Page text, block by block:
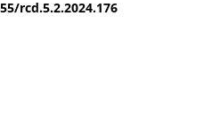
rcd.5.2.2024.176